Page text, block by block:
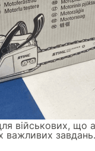
військових, що
важливих завдань.